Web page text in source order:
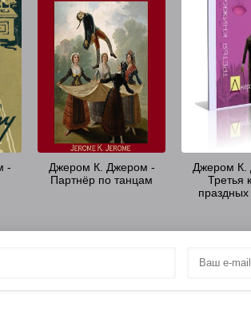
-
Джером К. Джером -
Партнёр по танцам
Джером К.
Третья